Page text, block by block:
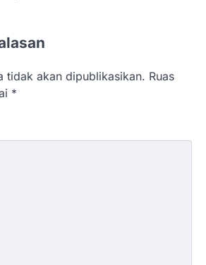
tidak akan dipublikasikan. Ruas
*